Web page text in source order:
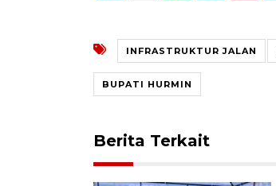
INFRASTRUKTUR JALAN
BUPATI HURMIN
Berita Terkait